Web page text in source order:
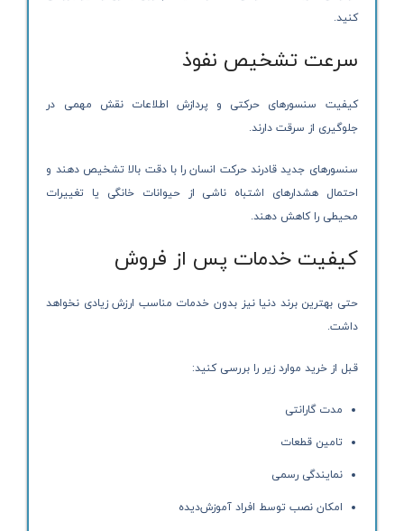
کنید.
سرعت تشخیص نفوذ
کیفیت سنسورهای حرکتی و پردازش اطلاعات نقش مهمی در
جلوگیری از سرقت دارند.
سنسورهای جدید قادرند حرکت انسان را با دقت بالا تشخیص دهند و
احتمال هشدارهای اشتباه ناشی از حیوانات خانگی یا تغییرات
محیطی را کاهش دهند.
کیفیت خدمات پس از فروش
حتی بهترین برند دنیا نیز بدون خدمات مناسب ارزش زیادی نخواهد
داشت.
قبل از خرید موارد زیر را بررسی کنید:
مدت گارانتی
تامین قطعات
نمایندگی رسمی
امکان نصب توسط افراد آموزش‌دیده